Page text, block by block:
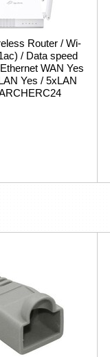
Router / Wi-
/ Data speed
WAN Yes
Yes / 5xLAN